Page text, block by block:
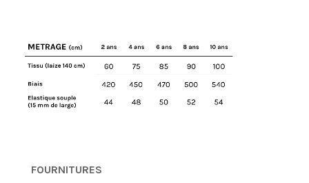
FOURNITURES